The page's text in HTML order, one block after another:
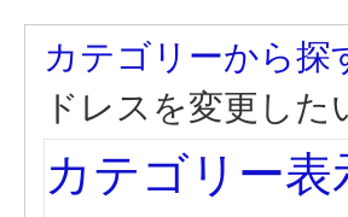
カテゴリーから探
ドレスを変更した
カテゴリー表